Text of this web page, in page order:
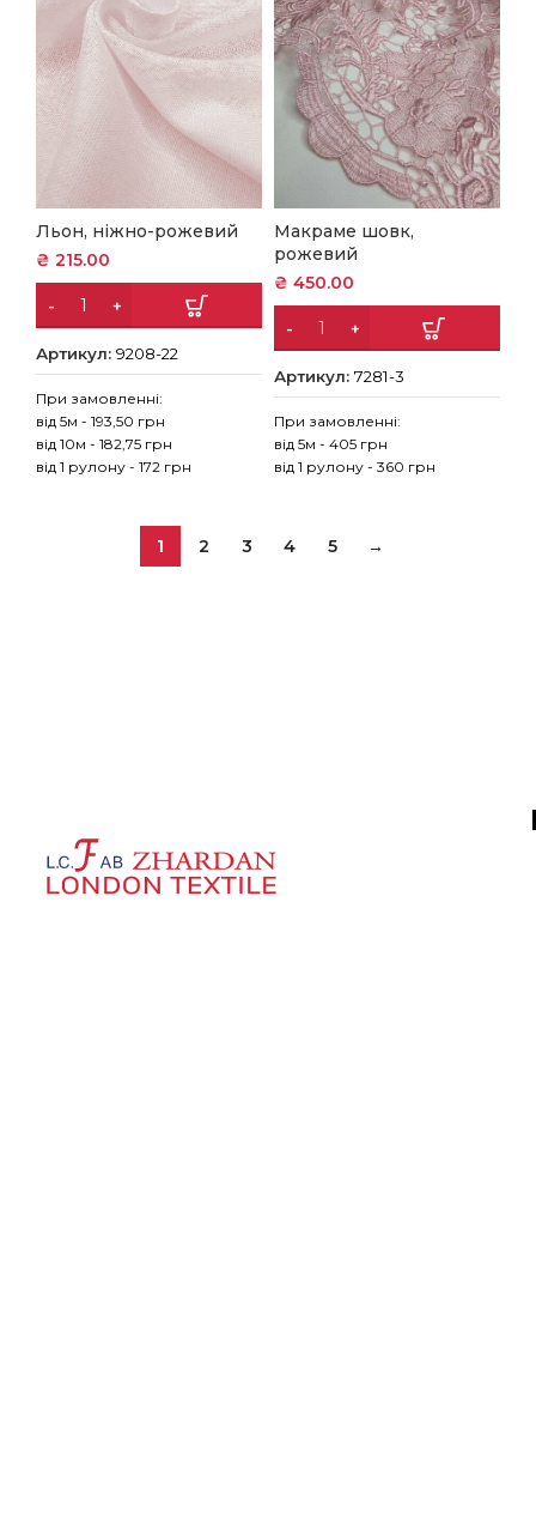
Льон, ніжно-рожевий
₴ 215.00
Артикул:9208-22
При замовленні:
від 5м - 193,50 грн
від 10м - 182,75 грн
від 1 рулону - 172 грн
Макраме шовк,
рожевий
₴ 450.00
Артикул: 7281-3
При замовленні:
від 5м - 405 грн
від 1 рулону - 360 грн
1 2 3 4 5 →